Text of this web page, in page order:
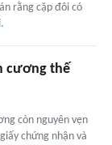
rằng cặp đôi có
cương thế
còn nguyên vẹn
chứng nhận và